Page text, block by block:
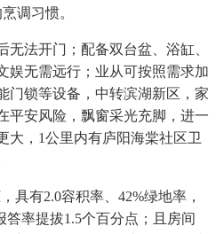
调习惯。
法开门；配备双台盆、浴缸、
娱无需远行；业从可按照需求加
门锁等设备，中转滨湖新区，家
平安风险，飘窗采光充脚，进一
大，1公里内有庐阳海棠社区卫
有2.0容积率、42%绿地率，
率提拔1.5个百分点；且房间